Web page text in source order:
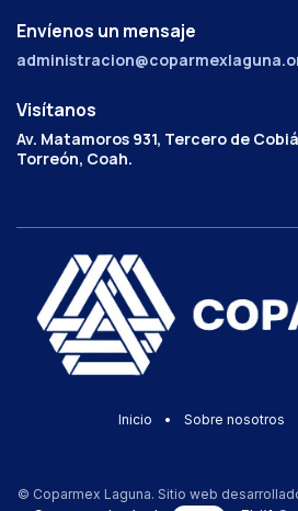
Envíenos un mensaje
Visítanos
Av. Matamoros 931, Tercero de
Torreón, Coah.
Inicio • Sobre nosotros
© Coparmex Laguna. Sitio web